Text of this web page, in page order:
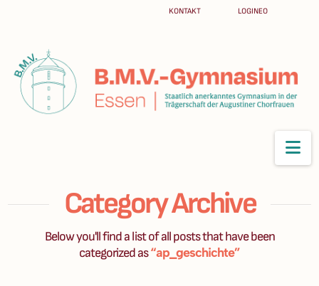
KONTAKT LOGINEO
Category Archive
Below you'll find a list of all posts that have been
categorized as“ap_geschichte”